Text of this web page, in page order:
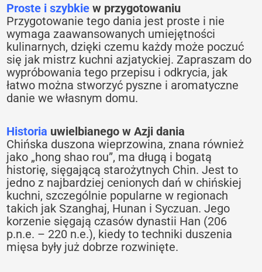
Proste i szybkie w przygotowaniu
Przygotowanie tego dania jest proste i nie
wymaga zaawansowanych umiejętności
kulinarnych, dzięki czemu każdy może poczuć
się jak mistrz kuchni azjatyckiej. Zapraszam do
wypróbowania tego przepisu i odkrycia, jak
łatwo można stworzyć pyszne i aromatyczne
danie we własnym domu.
Historia uwielbianego w Azji dania
Chińska duszona wieprzowina, znana również
jako „hong shao rou”, ma długą i bogatą
historię, sięgającą starożytnych Chin. Jest to
jedno z najbardziej cenionych dań w chińskiej
kuchni, szczególnie popularne w regionach
takich jak Szanghaj, Hunan i Syczuan. Jego
korzenie sięgają czasów dynastii Han (206
p.n.e. – 220 n.e.), kiedy to techniki duszenia
mięsa były już dobrze rozwinięte.